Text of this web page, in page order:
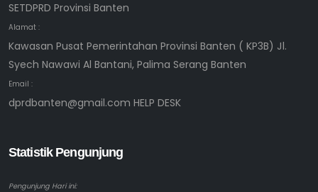
SETDPRD Provinsi Banten
Alamat :
Kawasan Pusat Pemerintahan Provinsi Banten ( KP3B) Jl.
Syech Nawawi Al Bantani, Palima Serang Banten
Email :
dprdbanten@gmail.com HELP DESK
Statistik Pengunjung
Pengunjung Hari ini: